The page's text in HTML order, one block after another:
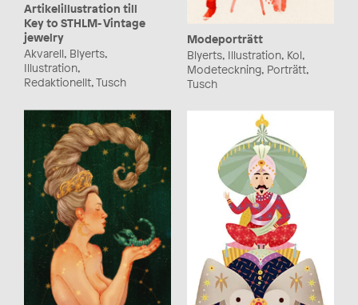
Artikelillustration till
Key to STHLM- Vintage
jewelry
Akvarell, Blyerts,
Illustration,
Redaktionellt, Tusch
Modeporträtt
Blyerts, Illustration, Kol,
Modeteckning, Porträtt,
Tusch